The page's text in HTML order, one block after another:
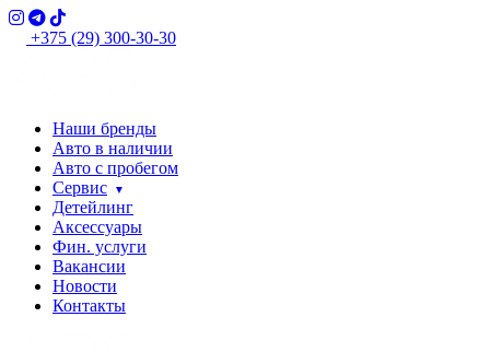
+375 (29) 300-30-30
Наши бренды
Авто в наличии
Авто с пробегом
Сервис
Детейлинг
Аксессуары
Фин. услуги
Вакансии
Новости
Контакты